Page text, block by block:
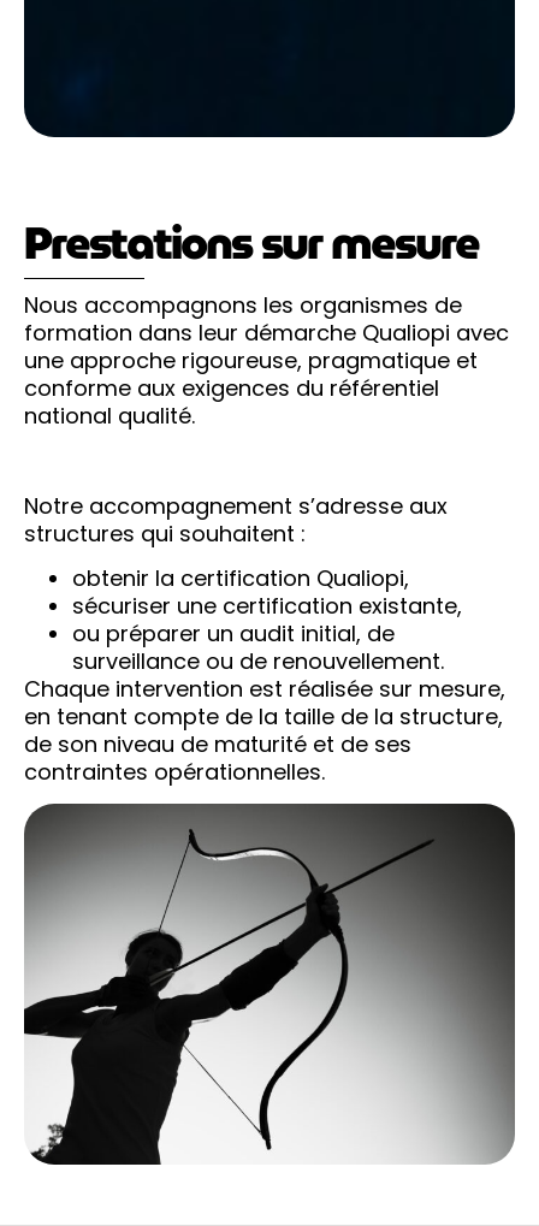
Prestations sur mesure
Nous accompagnons les organismes de
formation dans leur démarche Qualiopi avec
une approche rigoureuse, pragmatique et
conforme aux exigences du référentiel
national qualité.
Notre accompagnement s’adresse aux
structures qui souhaitent :
obtenir la certification Qualiopi,
sécuriser une certification existante,
ou préparer un audit initial, de
surveillance ou de renouvellement.
Chaque intervention est réalisée sur mesure,
en tenant compte de la taille de la structure,
de son niveau de maturité et de ses
contraintes opérationnelles.